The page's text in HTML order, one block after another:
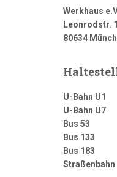
Werkhaus
Leonrodstr.
80634
U-Bahn U1
U-Bahn U7
Bus 53
Bus 133
Bus 183
Straßenbahn